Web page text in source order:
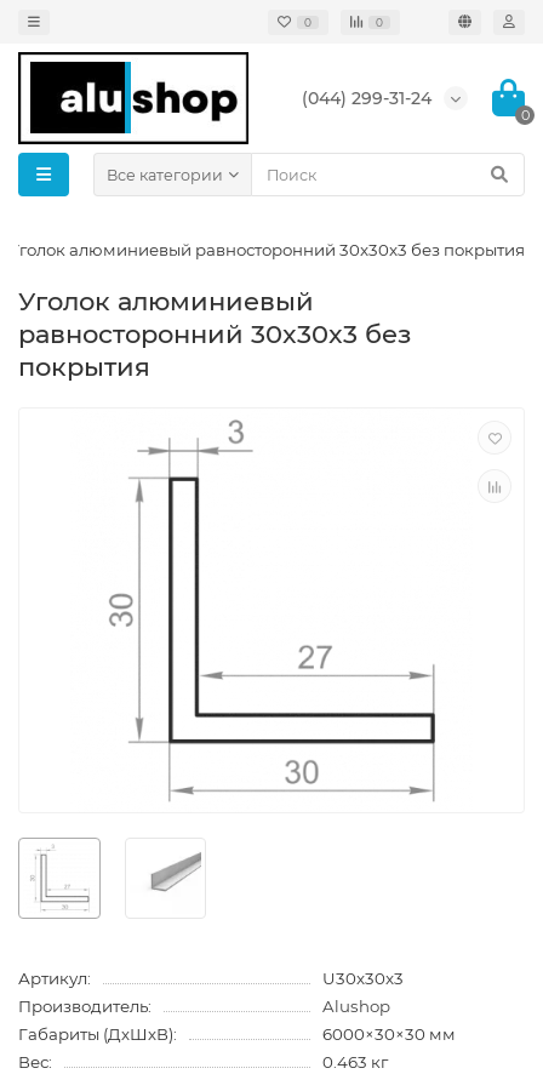
0 0
(044) 299-31-24
0
Все категории
Уголок алюминиевый равносторонний 30x30x3 без покрытия
Уголок алюминиевый
равносторонний 30x30x3 без
покрытия
Артикул:
U30x30x3
Производитель:
Alushop
Габариты (ДхШхВ):
6000×30×30 мм
Вес:
0.463 кг